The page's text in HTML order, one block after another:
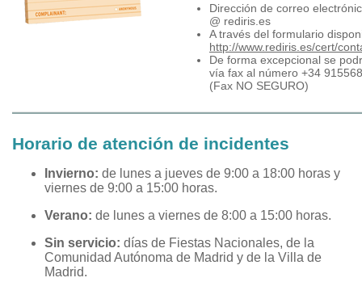
Dirección de correo
@ rediris.es
A través del formulario
http://www.rediris.es/cert/
De forma excepcional se
vía fax al número +34
(Fax NO SEGURO)
Horario de atención de incidentes
Invierno: de lunes a jueves de 9:00 a 18:00 horas y
viernes de 9:00 a 15:00 horas.
Verano: de lunes a viernes de 8:00 a 15:00 horas.
Sin servicio: días de Fiestas Nacionales, de la
Comunidad Autónoma de Madrid y de la Villa de
Madrid.